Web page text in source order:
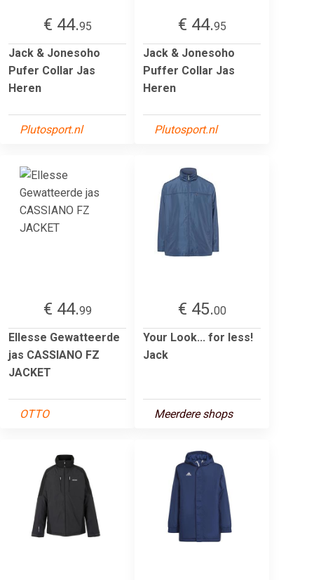
€ 44.95
Jack & Jonesoho
Pufer Collar Jas
Heren
Plutosport.nl
€ 44.95
Jack & Jonesoho
Puffer Collar Jas
Heren
Plutosport.nl
€ 44.99
Ellesse Gewatteerde
jas CASSIANO FZ
JACKET
OTTO
€ 45.00
Your Look... for less!
Jack
Meerdere shops